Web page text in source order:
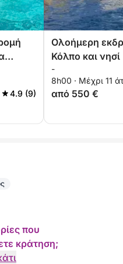
4.9 (9)
Ολοήμερη
Κόλπο και
-
8h00 · Μέχρι 11
από 550 €
που
κράτηση;